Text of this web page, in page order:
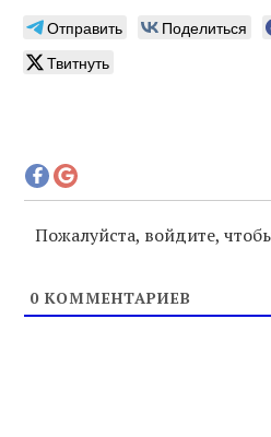
Отправить Поделиться
Твитнуть
Пожалуйста, войдите,
0 КОММЕНТАРИЕВ